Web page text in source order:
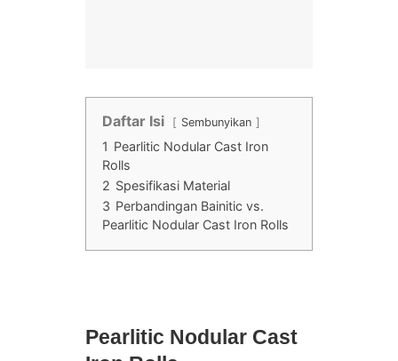
Daftar Isi Sembunyikan
1 Pearlitic Nodular Cast Iron
Rolls
2 Spesifikasi Material
3 Perbandingan Bainitic vs.
Pearlitic Nodular Cast Iron Rolls
Pearlitic Nodular Cast